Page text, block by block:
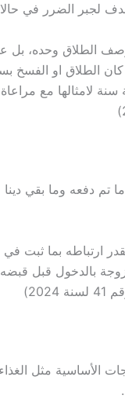
لجبر الضرر في
الطلاق وحده، بل
الطلاق او الفسخ
سنة لامثالها مع
تم دفعه وما بقي
ارتباطه بما ثبت
بالدخول قبل
الأساسية مثل